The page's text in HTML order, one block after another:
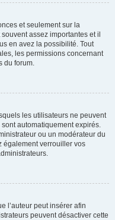
et seulement sur la
assez importantes et il
en avez la possibilité. Tout
les permissions concernant
du forum.
les utilisateurs ne peuvent
automatiquement expirés.
ou un modérateur du
également verrouiller vos
l’auteur peut insérer afin
peuvent désactiver cette